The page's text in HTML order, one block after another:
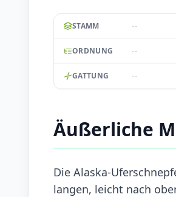
STAMM --
ORDNUNG --
GATTUNG --
Äußerliche
Die Alaska-
langen, leicht nach